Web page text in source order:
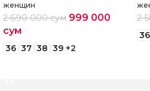
женщин
2 690 000сум 999 000
сум
36 37 38 39 +2
2
36